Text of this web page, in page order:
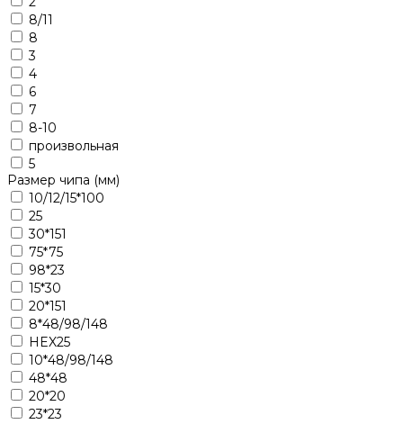
8/11
8
3
4
6
7
8-10
произвольная
5
Размер чипа (мм)
10/12/15*100
25
30*151
75*75
98*23
15*30
20*151
8*48/98/148
HEX25
10*48/98/148
48*48
20*20
23*23